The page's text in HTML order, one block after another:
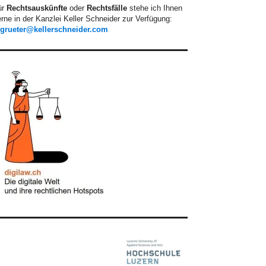
Rechtsauskünfte oder Rechtsfälle stehe ich Ihnen
in der Kanzlei Keller Schneider zur Verfügung: